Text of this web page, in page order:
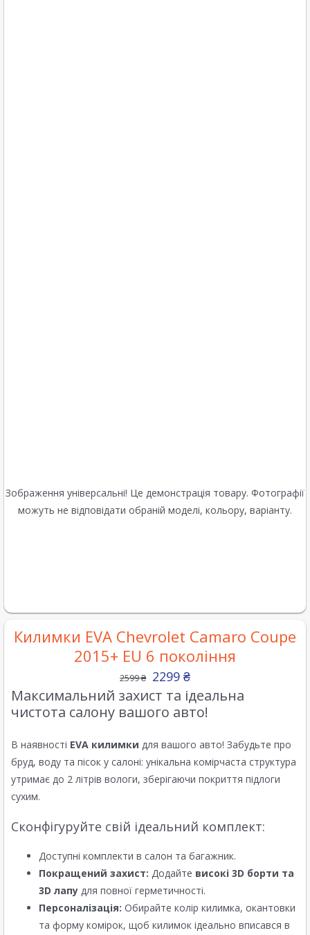
Зображення універсальні! Це демонстрація товару. Фотографії
можуть не відповідати обраній моделі, кольору, варіанту.
Килимки EVA Chevrolet Camaro Coupe
2015+ EU 6 покоління
2599₴ 2299 ₴
Максимальний захист та ідеальна
чистота салону вашого авто!
В наявності EVA килимки для вашого авто! Забудьте про
бруд, воду та пісок у салоні: унікальна комірчаста структура
утримає до 2 літрів вологи, зберігаючи покриття підлоги
сухим.
Сконфігуруйте свій ідеальний комплект:
Доступні комплекти в салон та багажник.
Покращений захист: Додайте високі 3D борти та
3D лапу для повної герметичності.
Персоналізація: Обирайте колір килимка, окантовки
та форму комірок, щоб килимок ідеально вписався в